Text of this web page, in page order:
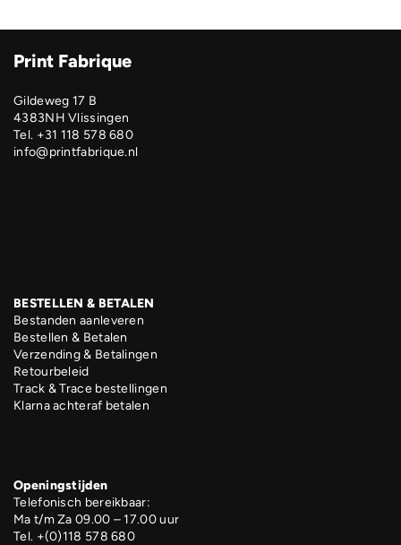
Print Fabrique
Gildeweg 17 B
4383NH Vlissingen
Tel. +31 118 578 680
info@printfabrique.nl
BESTELLEN & BETALEN
Bestanden aanleveren
Bestellen & Betalen
Verzending & Betalingen
Retourbeleid
Track & Trace bestellingen
Klarna achteraf betalen
Openingstijden
Telefonisch bereikbaar:
Ma t/m Za 09.00 – 17.00 uur
Tel. +(0)118 578 680